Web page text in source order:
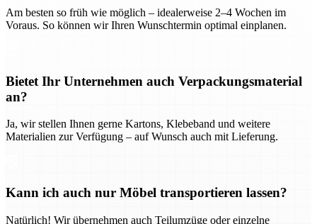
Am besten so früh wie möglich – idealerweise 2–4 Wochen im
Voraus. So können wir Ihren Wunschtermin optimal einplanen.
Bietet Ihr Unternehmen auch Verpackungsmaterial
an?
Ja, wir stellen Ihnen gerne Kartons, Klebeband und weitere
Materialien zur Verfügung – auf Wunsch auch mit Lieferung.
Kann ich auch nur Möbel transportieren lassen?
Natürlich! Wir übernehmen auch Teilumzüge oder einzelne